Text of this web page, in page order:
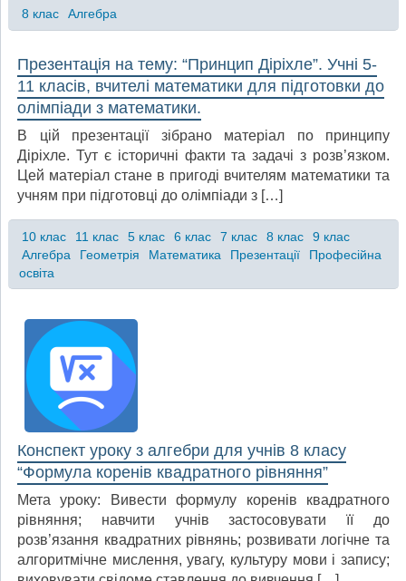
8 клас Алгебра
Презентація на тему: “Принцип Діріхле”. Учні 5-
11 класів, вчителі математики для підготовки до
олімпіади з математики.
В цій презентації зібрано матеріал по принципу
Діріхле. Тут є історичні факти та задачі з розв’язком.
Цей матеріал стане в пригоді вчителям математики та
учням при підготовці до олімпіади з […]
10 клас 11 клас 5 клас 6 клас 7 клас 8 клас
9 клас
Алгебра
Геометрія Математика Презентації
Професійна
освіта
Конспект уроку з алгебри для учнів 8 класу
“Формула коренів квадратного рівняння”
Мета уроку: Вивести формулу коренів квадратного
рівняння; навчити учнів застосовувати її до
розв’язання квадратних рівнянь; розвивати логічне та
алгоритмічне мислення, увагу, культуру мови і запису;